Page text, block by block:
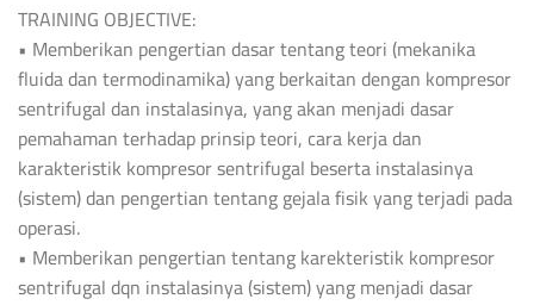
TRAINING OBJECTIVE:
• Memberikan pengertian dasar tentang teori (mekanika
fluida dan termodinamika) yang berkaitan dengan kompresor
sentrifugal dan instalasinya, yang akan menjadi dasar
pemahaman terhadap prinsip teori, cara kerja dan
karakteristik kompresor sentrifugal beserta instalasinya
(sistem) dan pengertian tentang gejala fisik yang terjadi pada
operasi.
• Memberikan pengertian tentang karekteristik kompresor
sentrifugal dqn instalasinya (sistem) yang menjadi dasar